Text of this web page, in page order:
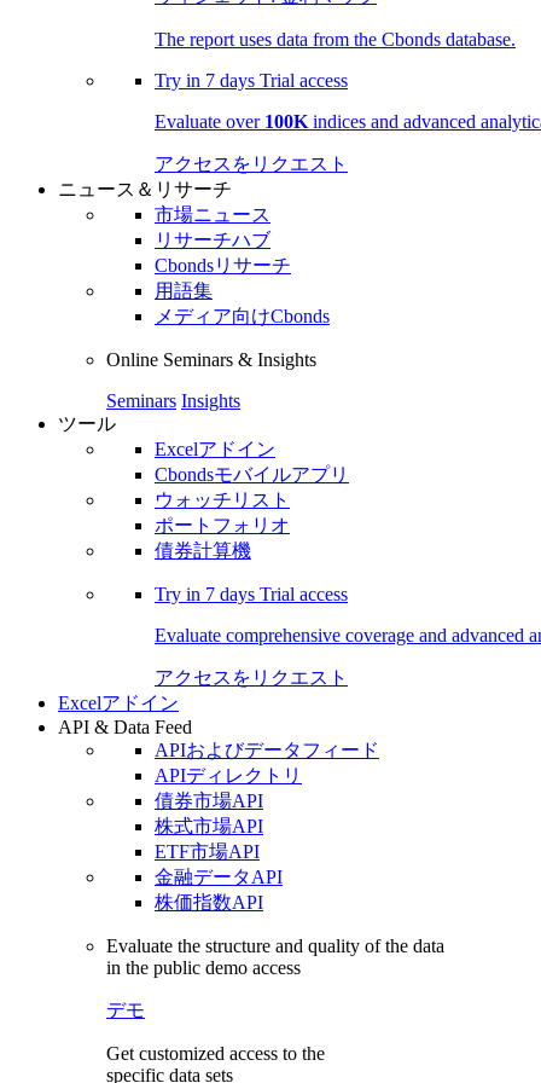
The report uses data from the Cbonds database.
Try in 7 days Trial access
Evaluate over 100K indices and advanced
アクセスをリクエスト
ニュース＆リサーチ
市場ニュース
リサーチハブ
Cbondsリサーチ
用語集
メディア向けCbonds
Online Seminars & Insights
Seminars Insights
ツール
Excelアドイン
Cbondsモバイルアプリ
ウォッチリスト
ポートフォリオ
債券計算機
Try in 7 days Trial access
Evaluate comprehensive coverage and advanced
アクセスをリクエスト
Excelアドイン
API & Data Feed
APIおよびデータフィード
APIディレクトリ
債券市場API
株式市場API
ETF市場API
金融データAPI
株価指数API
Evaluate the structure and quality of the data
in the public demo access
デモ
Get customized access to the
specific data sets